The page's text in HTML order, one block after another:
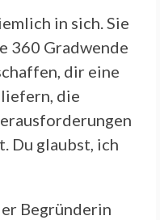
in sich. Sie
360 Gradwende
dir eine
die
Du glaubst, ich
Begründerin